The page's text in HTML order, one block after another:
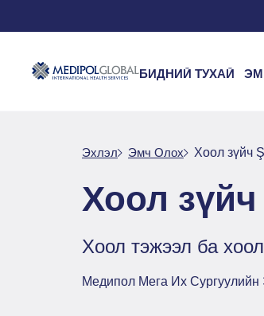
БИДНИЙ ТУХАЙ
Эхлэл Эмч Oлох Хоол зүйч
Хоол зүйч
Хоол тэжээл ба
Медипол Мега Их